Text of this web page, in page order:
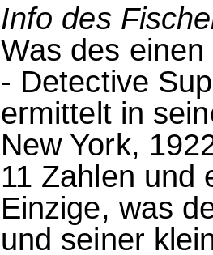
Info des
Was des
- Detective
ermittelt in
New York,
11 Zahlen und
Einzige, was
und seiner